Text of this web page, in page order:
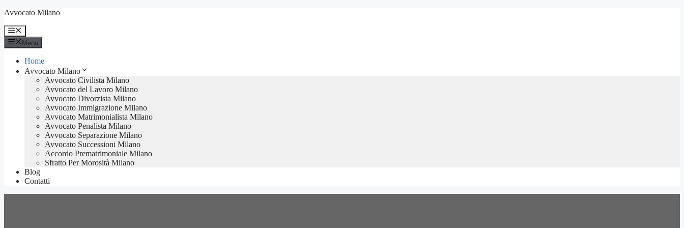
Vai
contenuto
Avvocato Milano
Menu
Menu
Home
Avvocato Milano
Avvocato Civilista Milano
Avvocato del Lavoro Milano
Avvocato Divorzista Milano
Avvocato Immigrazione Milano
Avvocato Matrimonialista Milano
Avvocato Penalista Milano
Avvocato Separazione Milano
Avvocato Successioni Milano
Accordo Prematrimoniale Milano
Sfratto Per Morosità Milano
Blog
Contatti